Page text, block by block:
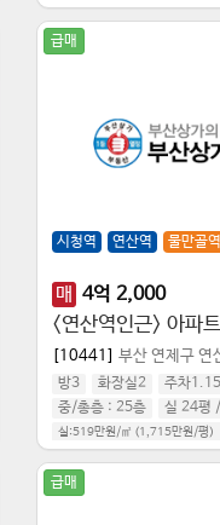
공급:138만원/㎡ (457만원/평)
북동향
급매
시청역 연산역 물만골역
매 4억 2,000
[10441] 부산 연제구 연
방3 화장실2 주차1.15
중/총층 :25층 실 24평
실:519만원/㎡ (1,715만원/평)
공급:387만원/㎡ (1,277만원/
급매